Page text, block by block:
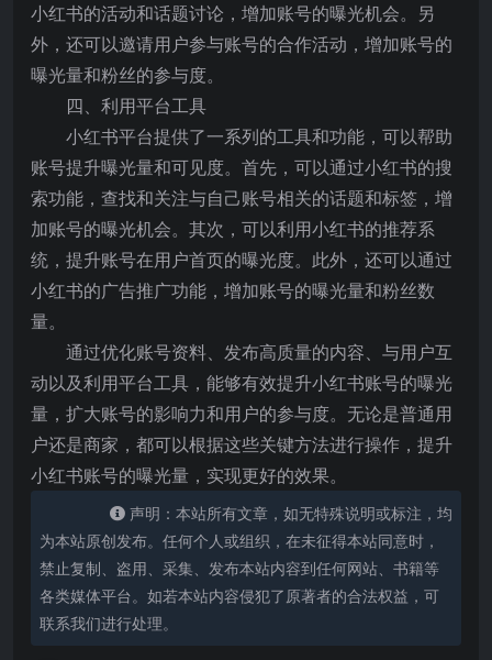
小红书的活动和话题讨论，增加账号的曝光机会。另
外，还可以邀请用户参与账号的合作活动，增加账号的
曝光量和粉丝的参与度。
四、利用平台工具
小红书平台提供了一系列的工具和功能，可以帮助
账号提升曝光量和可见度。首先，可以通过小红书的搜
索功能，查找和关注与自己账号相关的话题和标签，增
加账号的曝光机会。其次，可以利用小红书的推荐系
统，提升账号在用户首页的曝光度。此外，还可以通过
小红书的广告推广功能，增加账号的曝光量和粉丝数
量。
通过优化账号资料、发布高质量的内容、与用户互
动以及利用平台工具，能够有效提升小红书账号的曝光
量，扩大账号的影响力和用户的参与度。无论是普通用
户还是商家，都可以根据这些关键方法进行操作，提升
小红书账号的曝光量，实现更好的效果。
声明：本站所有文章，如无特殊说明或标注，均
为本站原创发布。任何个人或组织，在未征得本站同意时，
禁止复制、盗用、采集、发布本站内容到任何网站、书籍等
各类媒体平台。如若本站内容侵犯了原著者的合法权益，可
联系我们进行处理。